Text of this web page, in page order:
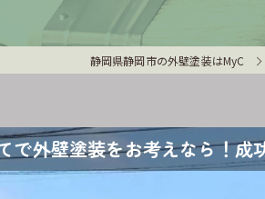
静岡県静岡市の外壁塗装はMyC
で外壁塗装をお考えなら！成